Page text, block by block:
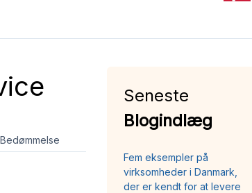
Bedømmelse
Seneste
Blogindlæg
Fem eksempler på
virksomheder i Danmark,
der er kendt for at levere